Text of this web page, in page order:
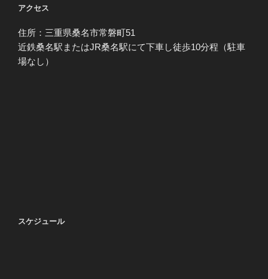
アクセス
住所：三重県桑名市常磐町51
近鉄桑名駅またはJR桑名駅にて下車し徒歩10分程（駐車
場なし）
スケジュール